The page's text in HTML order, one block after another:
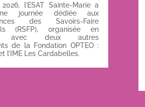
l’ESAT Sainte-Marie a
journée dédiée aux
des Savoirs-Faire
(RSFP), organisée en
avec deux autres
de la Fondation OPTEO :
l’IME Les Cardabelles.